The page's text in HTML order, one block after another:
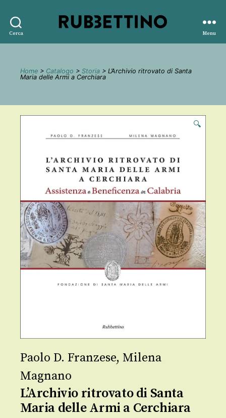
Cerca
editore
Menu
Home > Catalogo > Storia > L’Archivio ritrovato di Santa
Maria delle Armi a Cerchiara
🔍
Paolo D. Franzese, Milena
Magnano
L’Archivio ritrovato di Santa
Maria delle Armi a Cerchiara